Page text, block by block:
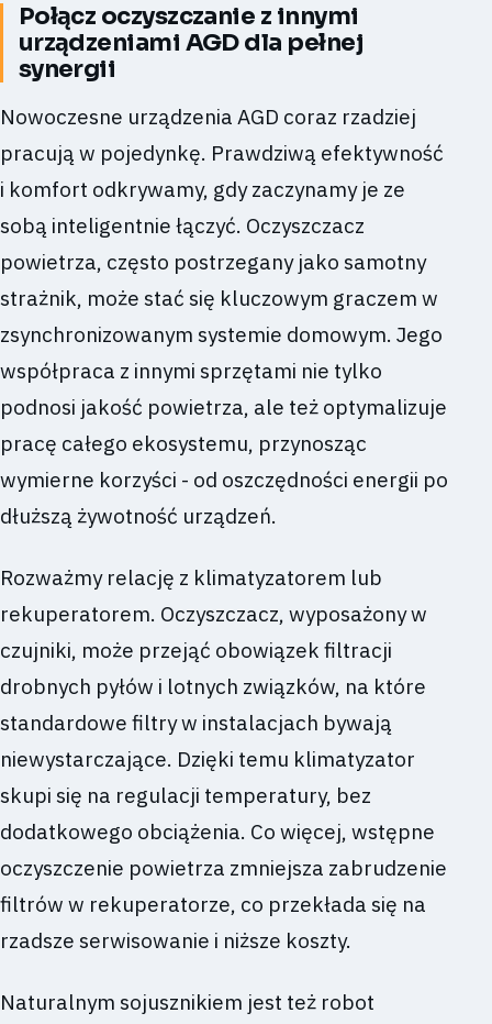
Połącz oczyszczanie z innymi
urządzeniami AGD dla pełnej
synergii
Nowoczesne urządzenia AGD coraz rzadziej
pracują w pojedynkę. Prawdziwą efektywność
i komfort odkrywamy, gdy zaczynamy je ze
sobą inteligentnie łączyć. Oczyszczacz
powietrza, często postrzegany jako samotny
strażnik, może stać się kluczowym graczem w
zsynchronizowanym systemie domowym. Jego
współpraca z innymi sprzętami nie tylko
podnosi jakość powietrza, ale też optymalizuje
pracę całego ekosystemu, przynosząc
wymierne korzyści - od oszczędności energii po
dłuższą żywotność urządzeń.
Rozważmy relację z klimatyzatorem lub
rekuperatorem. Oczyszczacz, wyposażony w
czujniki, może przejąć obowiązek filtracji
drobnych pyłów i lotnych związków, na które
standardowe filtry w instalacjach bywają
niewystarczające. Dzięki temu klimatyzator
skupi się na regulacji temperatury, bez
dodatkowego obciążenia. Co więcej, wstępne
oczyszczenie powietrza zmniejsza zabrudzenie
filtrów w rekuperatorze, co przekłada się na
rzadsze serwisowanie i niższe koszty.
Naturalnym sojusznikiem jest też robot